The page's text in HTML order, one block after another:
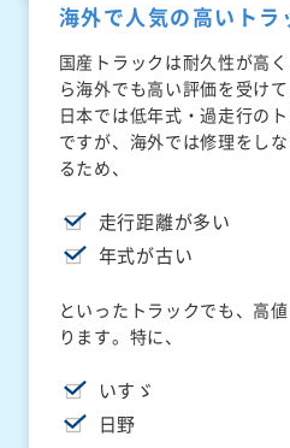
海外で人気の高いトラ
国産トラックは耐久性が高
ら海外でも高い評価を受けて
日本では低年式・過走行の
ですが、海外では修理をし
るため、
走行距離が多い
年式が古い
といったトラックでも、高
ります。特に、
いすゞ
日野